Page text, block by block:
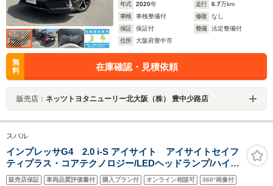
年式 2020年 走行 6.7万km
車検
車検整備付 修復
なし
保証
保証付 整備
法定整備付
住所
大阪府豊中市
無
料
在庫確認・見積依頼
販売店： ネッツトヨタニューリー北大阪（株） 豊中少路店
スバル
インプレッサG4 2.0 i-S アイサイト アイサイトセイフ
ティプラス・コアテクノロジー/LEDヘッドランプ/ハイビ
ームアシスト/後側方警戒/前席パワーシート/サイド・バッ
販売店保証 車両品質評価書付 購入プラン付 オンライン相談可 360°画像付